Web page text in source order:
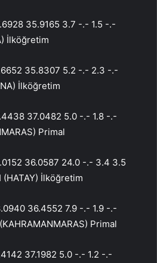
35.9165 3.7 -.- 1.5 -.-
İlköğretim
35.8307 5.2 -.- 2.3 -.-
İlköğretim
37.0482 5.0 -.- 1.8 -.-
Primal
36.0587 24.0 -.- 3.4 3.5
(HATAY) İlköğretim
36.4552 7.9 -.- 1.9 -.-
Primal
37.1982 5.0 -.- 1.2 -.-